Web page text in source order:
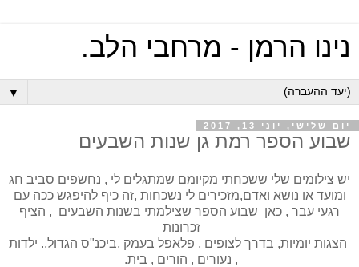
נינו הרמן - מרחבי הלב.
▼
יום שלישי, יוני 13, 2017
שבוע הספר רמת גן שנות השבעים
יש צילומים שלי ששכחתי מקיומם שמתגלים לי , נחשפים סביב חג
ומועד או נושא ואדם,מזכירים לי נשכחות ,זה כיף להיפגש ככה עם
רגעי עבר , כאן שבוע הספר שצילמתי בשנות השבעים , הציף
זכרונות
הצגות יומיות, בדרך לצופים , פלאפל בעמק ,ביכנ"ס הגדול,. ילדות
, נעורים , הורים , בית.